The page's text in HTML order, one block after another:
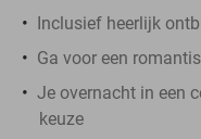
Inclusief heerlijk
Ga voor een
Je overnacht in een
keuze